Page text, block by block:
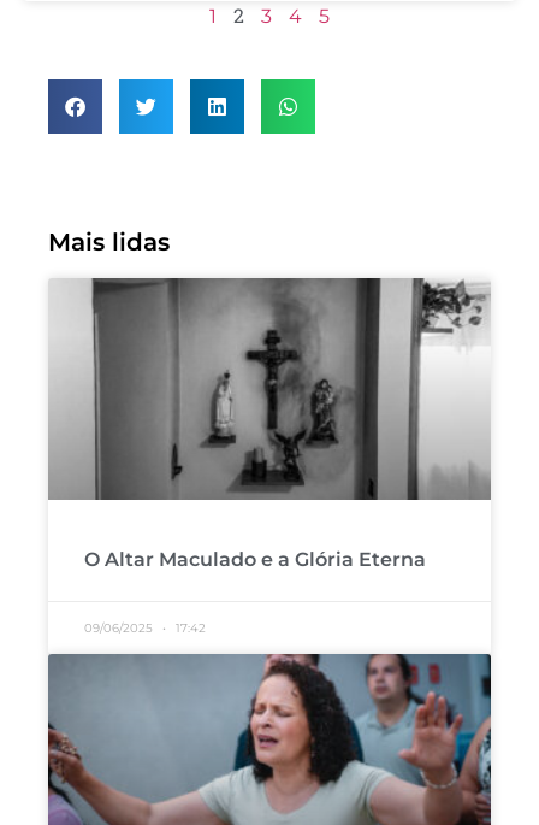
1 2 3 4 5
Mais lidas
O Altar Maculado e a Glória Eterna
09/06/2025 17:42